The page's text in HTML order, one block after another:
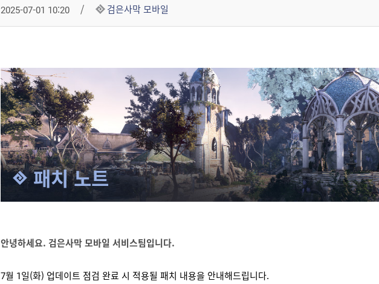
테
고
보
기
2025-07-01 10:20 검은사막 모바일
패치 노트
안녕하세요. 검은사막 모바일 서비스팀입니다.
7월 1일(화) 업데이트 점검 완료 시 적용될 패치 내용을 안내해드립니다.